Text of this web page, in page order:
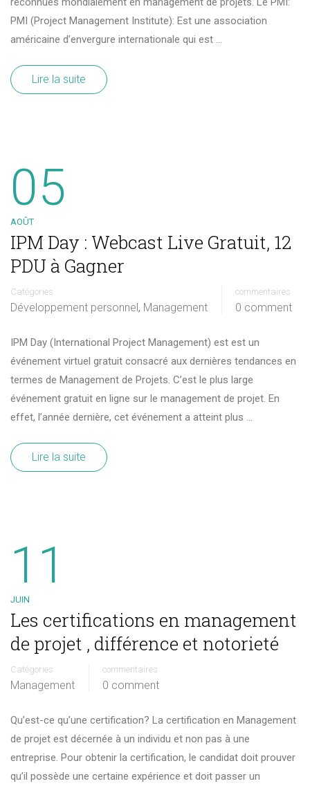
PMI (Project Management Institute): Est une association
américaine d’envergure internationale qui est …
Lire la suite
05
AOÛT
IPM Day : Webcast Live Gratuit, 12
PDU à Gagner
Catégories
Développement personnel , Management
commentaires
0 comment
IPM Day (International Project Management) est est un
événement virtuel gratuit consacré aux dernières tendances en
termes de Management de Projets. C’est le plus large
événement gratuit en ligne sur le management de projet. En
effet, l’année dernière, cet événement a atteint plus …
Lire la suite
11
JUIN
Les certifications en management
de projet , différence et notorieté
Catégories
Management
commentaires
0 comment
Qu’est-ce qu’une certification? La certification en Management
de projet est décernée à un individu et non pas à une
entreprise. Pour obtenir la certification, le candidat doit prouver
qu’il possède une certaine expérience et doit passer un